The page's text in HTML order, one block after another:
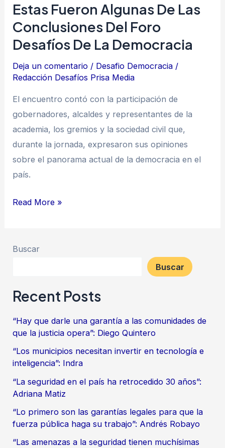
Estas Fueron Algunas De Las
Conclusiones Del Foro
Desafíos De La Democracia
Deja un comentario / Desafio Democracia /
Redacción Desafíos Prisa Media
El encuentro contó con la participación de
gobernadores, alcaldes y representantes de la
academia, los gremios y la sociedad civil que,
durante la jornada, expresaron sus opiniones
sobre el panorama actual de la democracia en el
país.
la
Democracia
Read More »
Buscar
Buscar
Recent Posts
“Hay que darle una garantía a las comunidades de
que la justicia opera”: Diego Quintero
“Los municipios necesitan invertir en tecnología e
inteligencia”: Indra
“La seguridad en el país ha retrocedido 30 años”:
Adriana Matiz
“Lo primero son las garantías legales para que la
fuerza pública haga su trabajo”: Andrés Robayo
“Las amenazas a la seguridad tienen muchísimas